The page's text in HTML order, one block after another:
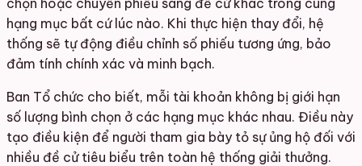
hạng mục bất cứ lúc nào. Khi thực hiện thay đổi, hệ
thống sẽ tự động điều chỉnh số phiếu tương ứng, bảo
đảm tính chính xác và minh bạch.
Ban Tổ chức cho biết, mỗi tài khoản không bị giới hạn
số lượng bình chọn ở các hạng mục khác nhau. Điều này
tạo điều kiện để người tham gia bày tỏ sự ủng hộ đối với
nhiều đề cử tiêu biểu trên toàn hệ thống giải thưởng.